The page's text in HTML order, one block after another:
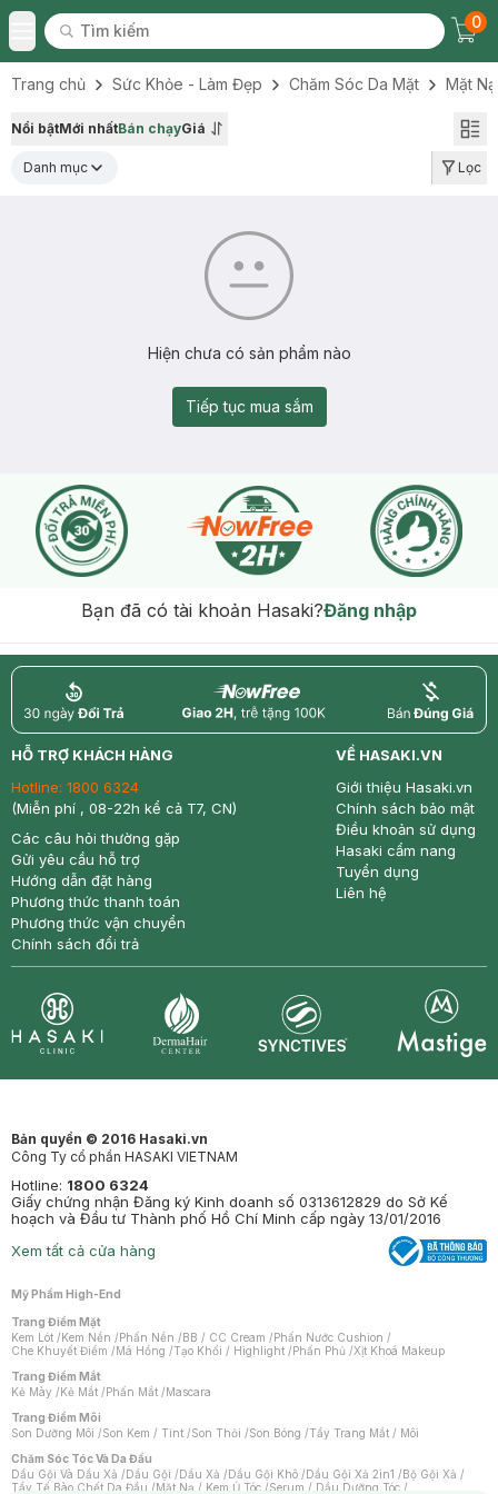
Toggle Menu
Tìm kiếm
Tìm kiếm
0
Trang chủ Sức Khỏe - Làm Đẹp Chăm Sóc Da Mặt Mặt Nạ
Nổi bậtMới nhấtBán chạyGiá
Danh mục Lọc
Hiện chưa có sản phẩm nào
Tiếp tục mua sắm
Bạn đã có tài khoản Hasaki?Đăng nhập
return nowfree price
HỖ TRỢ KHÁCH HÀNG
Hotline: 1800 6324
(Miễn phí , 08-22h kể cả T7, CN)
Các câu hỏi thường gặp
Gửi yêu cầu hỗ trợ
Hướng dẫn đặt hàng
Phương thức thanh toán
Phương thức vận chuyển
Chính sách đổi trả
VỀ HASAKI.VN
Giới thiệu Hasaki.vn
Chính sách bảo mật
Điều khoản sử dụng
Hasaki cẩm nang
Tuyển dụng
Liên hệ
Bản quyền © 2016 Hasaki.vn
Công Ty cổ phần HASAKI VIETNAM
Hotline: 1800 6324
Giấy chứng nhận Đăng ký Kinh doanh số 0313612829 do Sở Kế
hoạch và Đầu tư Thành phố Hồ Chí Minh cấp ngày 13/01/2016
Xem tất cả cửa hàng
Mỹ Phẩm High-End
Trang Điểm Mặt
Kem Lót /Kem Nền /Phấn Nền /BB / CC Cream /Phấn Nước Cushion /
Che Khuyết Điểm /Má Hồng /Tạo Khối / Highlight /Phấn Phủ /Xịt Khoá Makeup
Trang Điểm Mắt
Kẻ Mày /Kẻ Mắt /Phấn Mắt /Mascara
Trang Điểm Môi
Son Dưỡng Môi /Son Kem / Tint /Son Thỏi /Son Bóng /Tẩy Trang Mắt / Môi
Chăm Sóc Tóc Và Da Đầu
Dầu Gội Và Dầu Xả /Dầu Gội /Dầu Xả /Dầu Gội Khô /Dầu Gội Xả 2in1 /Bộ Gội Xả /
Tẩy Tế Bào Chết Da Đầu /Mặt Nạ / Kem Ủ Tóc /Serum / Dầu Dưỡng Tóc /